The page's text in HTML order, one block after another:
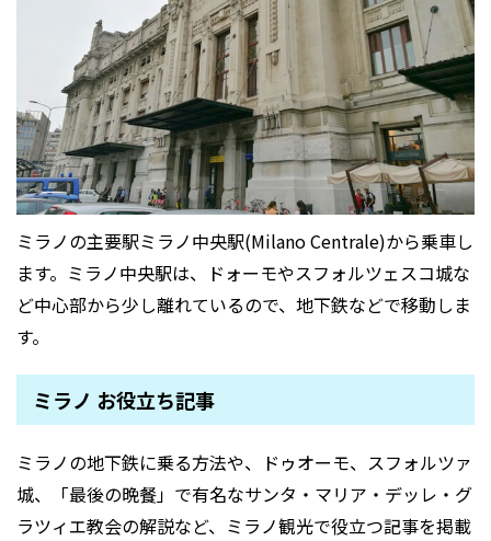
ミラノの主要駅ミラノ中央駅(Milano Centrale)から乗車し
ます。ミラノ中央駅は、ドォーモやスフォルツェスコ城な
ど中心部から少し離れているので、地下鉄などで移動しま
す。
ミラノ お役立ち記事
ミラノの地下鉄に乗る方法や、ドゥオーモ、スフォルツァ
城、「最後の晩餐」で有名なサンタ・マリア・デッレ・グ
ラツィエ教会の解説など、ミラノ観光で役立つ記事を掲載